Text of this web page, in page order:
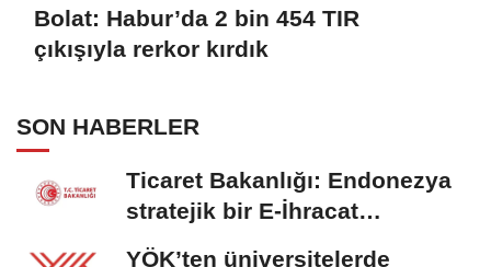
Bolat: Habur’da 2 bin 454 TIR
çıkışıyla rerkor kırdık
SON HABERLER
Ticaret Bakanlığı: Endonezya
stratejik bir E-İhracat
destinasyonu
YÖK’ten üniversitelerde